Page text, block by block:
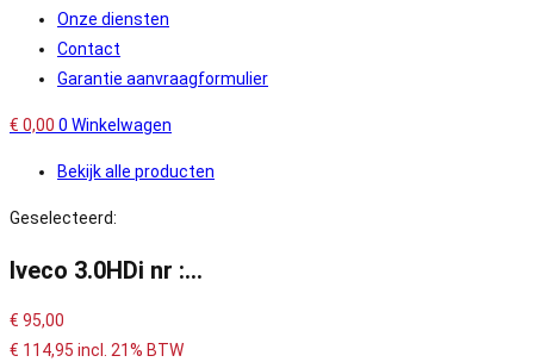
Onze diensten
Contact
Garantie aanvraagformulier
€ 0,00 0 Winkelwagen
Bekijk alle producten
Geselecteerd:
Iveco 3.0HDi nr :…
€ 95,00
€ 114,95 incl. 21% BTW